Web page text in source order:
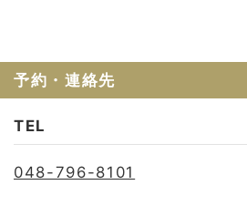
予約・連絡先
TEL
048-796-8101